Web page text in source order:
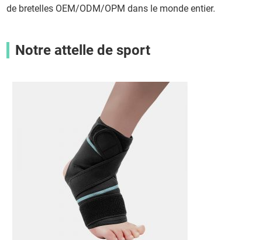
de bretelles OEM/ODM/OPM dans le monde entier.
Notre attelle de sport